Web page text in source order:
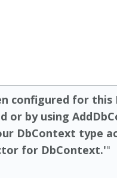
configured for this
or by using
DbContext type
for DbContext.'"